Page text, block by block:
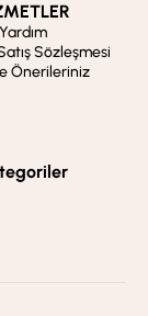
Yardım
Sözleşmesi
Önerileriniz